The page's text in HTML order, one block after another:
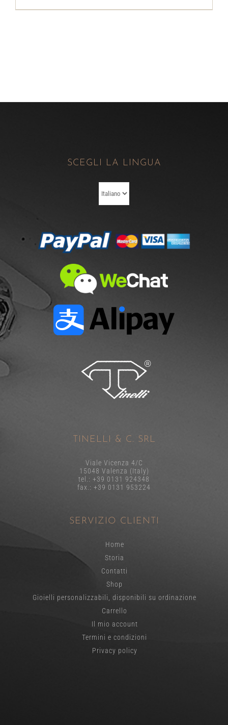
SCEGLI LA LINGUA
TINELLI & C. SRL
Viale Vicenza 4/C
15048 Valenza (Italy)
tel.: +39 0131 924348
fax.: +39 0131 953224
SERVIZIO CLIENTI
Home
Storia
Contatti
Shop
Gioielli personalizzabili, disponibili su ordinazione
Carrello
Il mio account
Termini e condizioni
Privacy policy